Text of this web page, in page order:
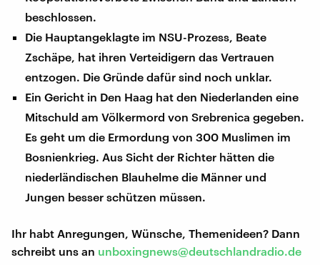
beschlossen.
Die Hauptangeklagte im NSU-Prozess, Beate
Zschäpe, hat ihren Verteidigern das Vertrauen
entzogen. Die Gründe dafür sind noch unklar.
Ein Gericht in Den Haag hat den Niederlanden eine
Mitschuld am Völkermord von Srebrenica gegeben.
Es geht um die Ermordung von 300 Muslimen im
Bosnienkrieg. Aus Sicht der Richter hätten die
niederländischen Blauhelme die Männer und
Jungen besser schützen müssen.
Ihr habt Anregungen, Wünsche, Themenideen? Dann
schreibt uns an unboxingnews@deutschlandradio.de